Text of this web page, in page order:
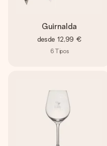
Guirnalda
desde 12,99 €
6 Tipos